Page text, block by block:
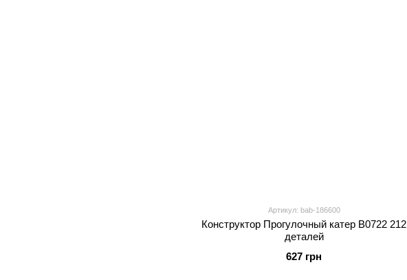
Артикул: bab-186600
Конструктор Прогулочный катер B0722 212
деталей
627 грн